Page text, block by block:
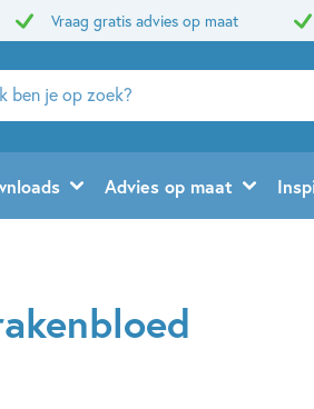
Vraag gratis advies op maat
Advies op maat